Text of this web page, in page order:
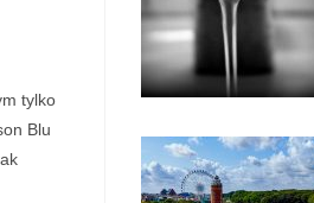
tylko
Blu